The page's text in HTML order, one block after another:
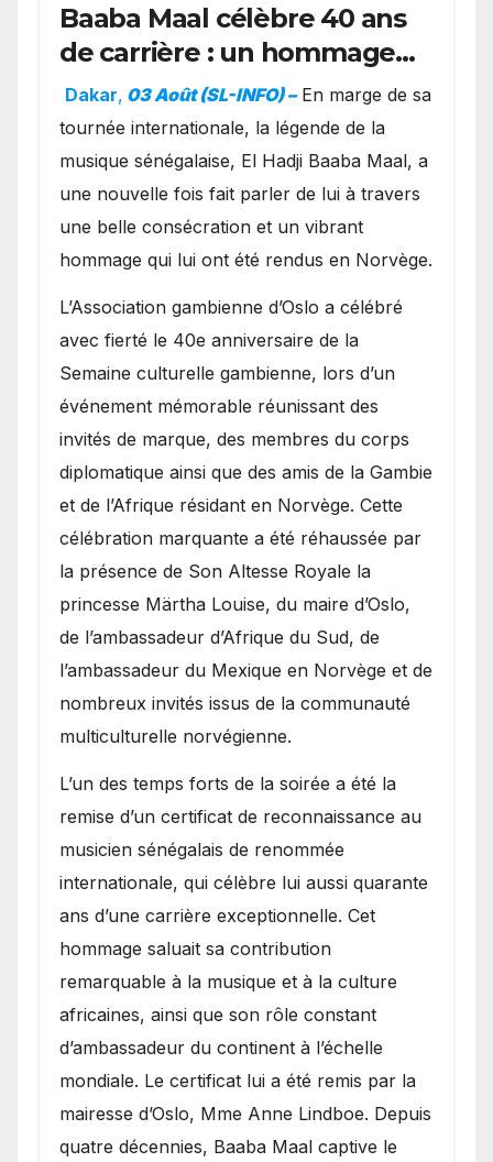
Baaba Maal célèbre 40 ans
de carrière : un hommage
exceptionnel à Oslo en
présence de la famille
royale.
Dakar, 03 Août (SL-INFO) – ​En marge de sa
tournée internationale, la légende de la
musique sénégalaise, El Hadji Baaba Maal, a
une nouvelle fois fait parler de lui à travers
une belle consécration et un vibrant
hommage qui lui ont été rendus en Norvège.
​L’Association gambienne d’Oslo a célébré
avec fierté le 40e anniversaire de la
Semaine culturelle gambienne, lors d’un
événement mémorable réunissant des
invités de marque, des membres du corps
diplomatique ainsi que des amis de la Gambie
et de l’Afrique résidant en Norvège. Cette
célébration marquante a été réhaussée par
la présence de Son Altesse Royale la
princesse Märtha Louise, du maire d’Oslo,
de l’ambassadeur d’Afrique du Sud, de
l’ambassadeur du Mexique en Norvège et de
nombreux invités issus de la communauté
multiculturelle norvégienne.
​L’un des temps forts de la soirée a été la
remise d’un certificat de reconnaissance au
musicien sénégalais de renommée
internationale, qui célèbre lui aussi quarante
ans d’une carrière exceptionnelle. Cet
hommage saluait sa contribution
remarquable à la musique et à la culture
africaines, ainsi que son rôle constant
d’ambassadeur du continent à l’échelle
mondiale. Le certificat lui a été remis par la
mairesse d’Oslo, Mme Anne Lindboe. Depuis
quatre décennies, Baaba Maal captive le